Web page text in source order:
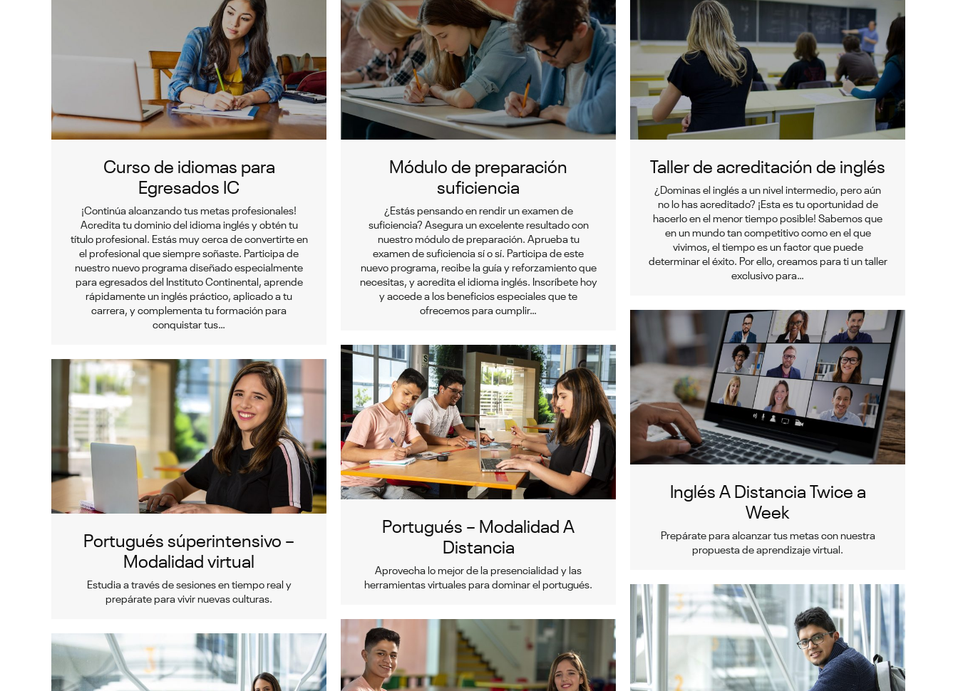
Curso de idiomas para
Egresados IC
¡Continúa alcanzando tus metas profesionales!
Acredita tu dominio del idioma inglés y obtén tu
título profesional. Estás muy cerca de convertirte en
el profesional que siempre soñaste. Participa de
nuestro nuevo programa diseñado especialmente
para egresados del Instituto Continental, aprende
rápidamente un inglés práctico, aplicado a tu
carrera, y complementa tu formación para
conquistar tus…
Módulo de preparación
suficiencia
¿Estás pensando en rendir un examen de
suficiencia? Asegura un excelente resultado con
nuestro módulo de preparación. Aprueba tu
examen de suficiencia sí o sí. Participa de este
nuevo programa, recibe la guía y reforzamiento que
necesitas, y acredita el idioma inglés. Inscríbete hoy
y accede a los beneficios especiales que te
ofrecemos para cumplir…
Taller de acreditación de inglés
¿Dominas el inglés a un nivel intermedio, pero aún
no lo has acreditado? ¡Esta es tu oportunidad de
hacerlo en el menor tiempo posible! Sabemos que
en un mundo tan competitivo como en el que
vivimos, el tiempo es un factor que puede
determinar el éxito. Por ello, creamos para ti un taller
exclusivo para…
Inglés A Distancia Twice a
Week
Prepárate para alcanzar tus metas con nuestra
propuesta de aprendizaje virtual.
Portugués – Modalidad A
Distancia
Aprovecha lo mejor de la presencialidad y las
herramientas virtuales para dominar el portugués.
Portugués súperintensivo –
Modalidad virtual
Estudia a través de sesiones en tiempo real y
prepárate para vivir nuevas culturas.